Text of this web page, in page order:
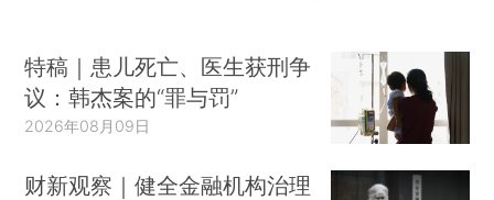
特稿｜患儿死亡、医生获刑争
议：韩杰案的“罪与罚”
2026年08月09日
财新观察｜健全金融机构治理